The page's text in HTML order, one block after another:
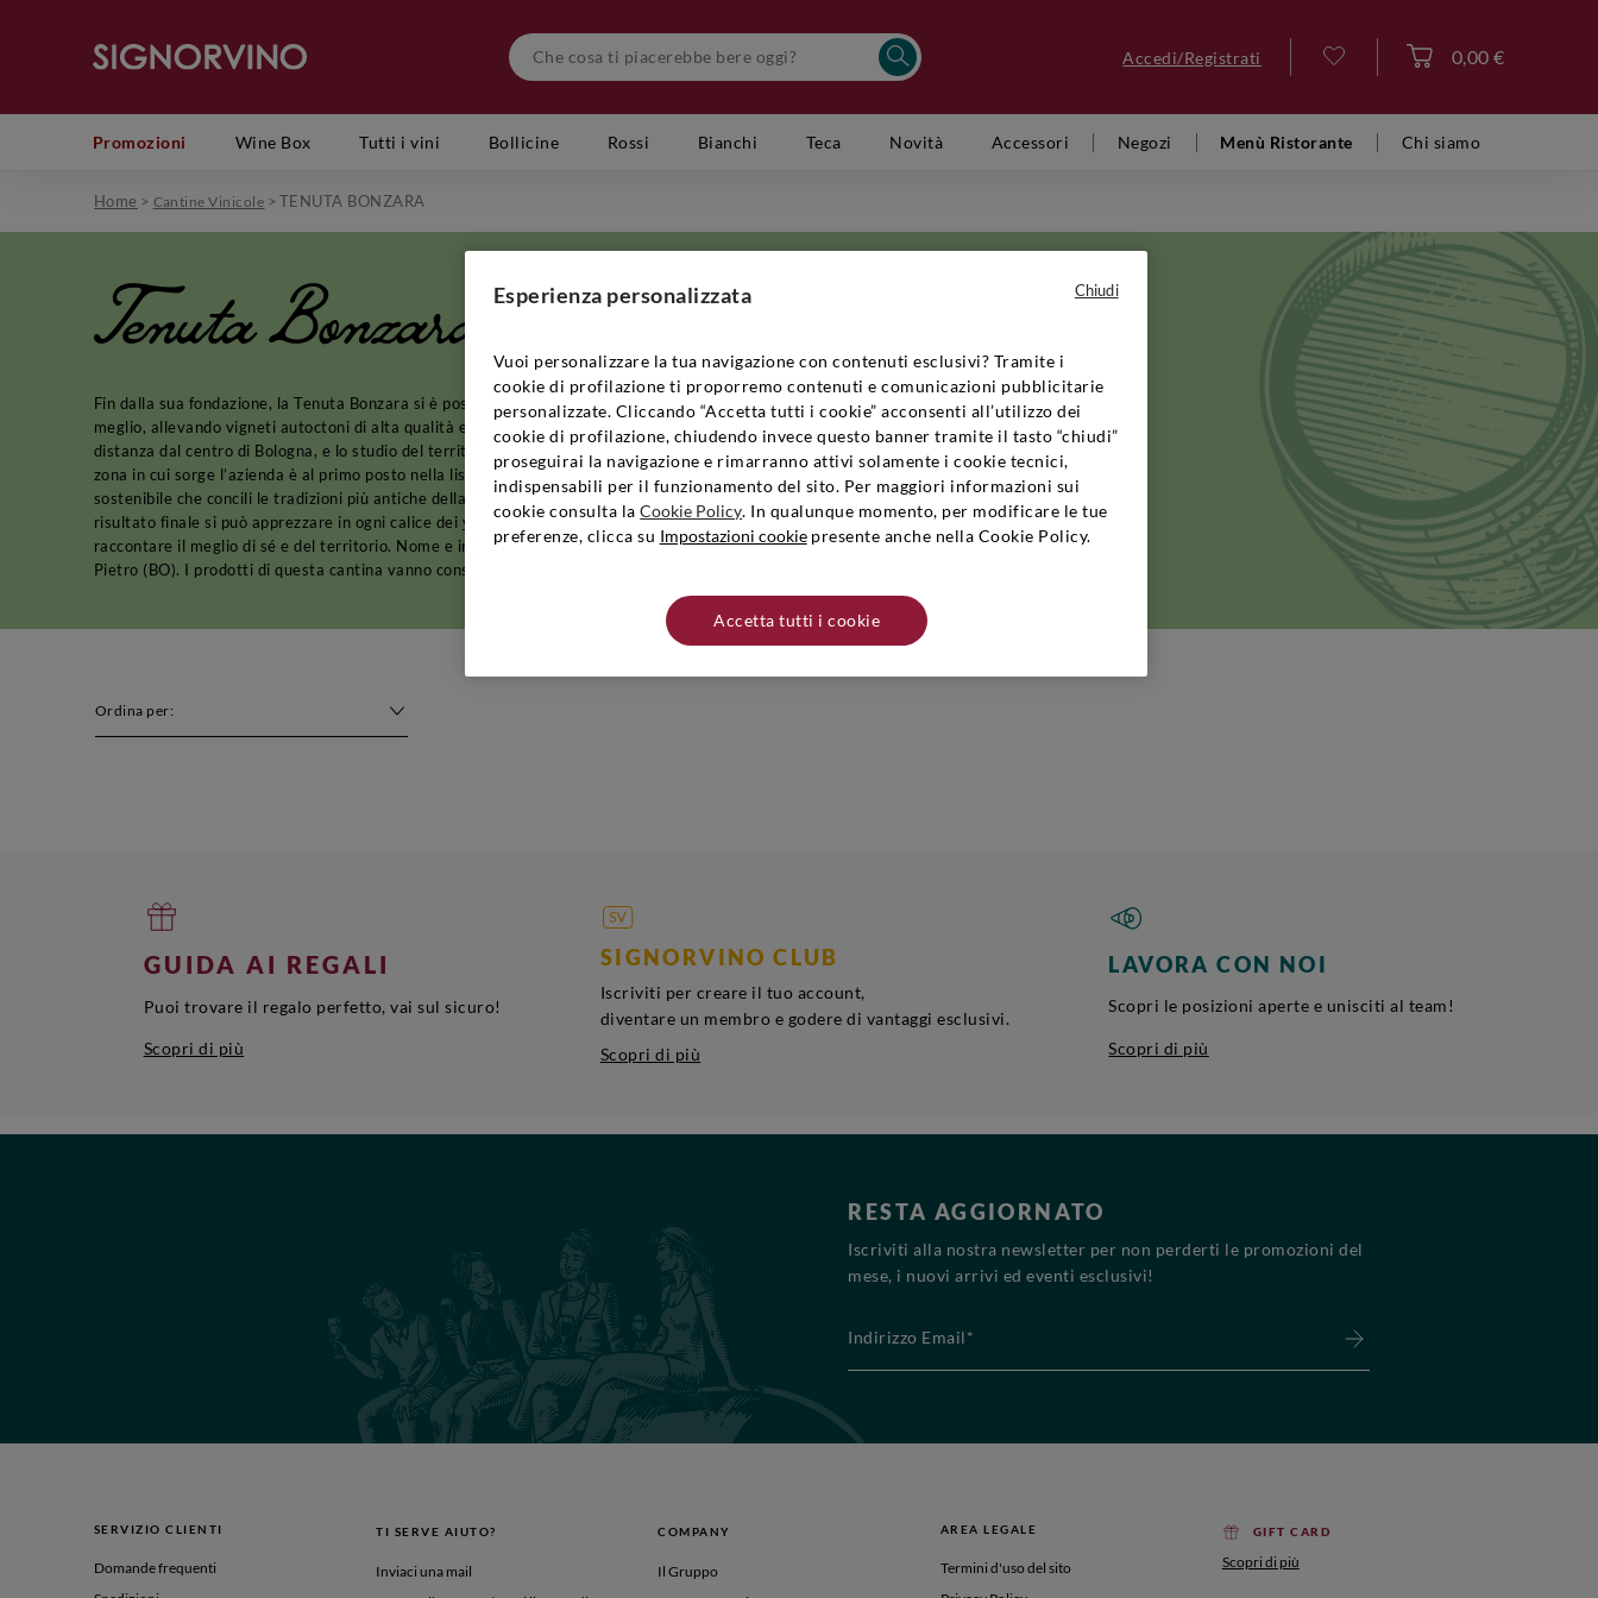
Accedi/Registrati 0,00 €
Promozioni Wine Box Tutti i vini Bollicine Rossi Bianchi Teca Novità Accessori Negozi Menù Ristorante Chi siamo
Home > Cantine Vinicole >TENUTA BONZARA
Tenuta Bonzara
Fin dalla sua fondazione, la Tenuta Bonzara si è posta un ambizioso obiettivo: quello di prendersi cura del proprio terreno e di esaltarlo al
meglio, allevando vigneti autoctoni di alta qualità e nel massimo rispetto dei tempi naturali. Si trova nel verde dei Colli Bolognesi, a poca
distanza dal centro di Bologna, e lo studio del territorio è sempre stato una priorità. Ancora oggi, dopo cinquant’anni di attività, l’amore per la
zona in cui sorge l’azienda è al primo posto nella lista delle sue priorità. Per i suoi vigneti, la Tenuta si affida a una viticoltura naturale e
sostenibile che concili le tradizioni più antiche della regione con le tecniche più moderne, per un prodotto finale in grado di sorprendere. Il
risultato finale si può apprezzare in ogni calice dei vini dell'Emilia-Romagnache sono in grado di produrre con amore e dedizione, per
raccontare il meglio di sé e del territorio. Nome e indirizzo produttore/distributore: Tenuta Bonzara - Via S. Chierlo, 37/A - 40050 Monte San
Pietro (BO). I prodotti di questa cantina vanno conservati in un luogo fresco e asciutto lontano da fonti di calore.
Ordina per:
GUIDA AI REGALI
Puoi trovare il regalo perfetto, vai sul sicuro!
Scopri di più
SIGNORVINO CLUB
Iscriviti per creare il tuo account,
diventare un membro e godere di vantaggi esclusivi.
Scopri di più
LAVORA CON NOI
Scopri le posizioni aperte e unisciti al team!
Scopri di più
RESTA AGGIORNATO
Iscriviti alla nostra newsletter per non perderti le promozioni del
mese, i nuovi arrivi ed eventi esclusivi!
SERVIZIO CLIENTI
Domande frequenti
TI SERVE AIUTO?
Inviaci una mail
COMPANY
Il Gruppo
AREA LEGALE
Termini d'uso del sito
GIFT CARD
Scopri di più
Esperienza personalizzata
Vuoi personalizzare la tua navigazione con contenuti esclusivi? Tramite i
cookie di profilazione ti proporremo contenuti e comunicazioni pubblicitarie
personalizzate. Cliccando “Accetta tutti i cookie” acconsenti all’utilizzo dei
cookie di profilazione, chiudendo invece questo banner tramite il tasto “chiudi”
proseguirai la navigazione e rimarranno attivi solamente i cookie tecnici,
indispensabili per il funzionamento del sito. Per maggiori informazioni sui
cookie consulta laCookie Policy. In qualunque momento, per modificare le tue
preferenze, clicca su Impostazioni cookiepresente anche nella Cookie Policy.
Accetta tutti i cookie
Chiudi